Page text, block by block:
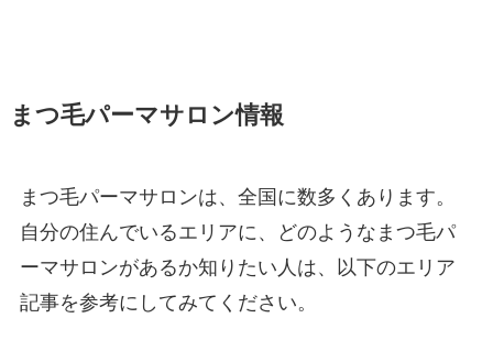
まつ毛パーマサロン情報
まつ毛パーマサロンは、全国に数多くあります。
自分の住んでいるエリアに、どのようなまつ毛パ
ーマサロンがあるか知りたい人は、以下のエリア
記事を参考にしてみてください。